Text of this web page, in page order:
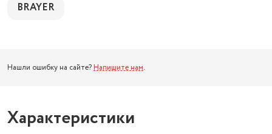
BRAYER
Нашли ошибку на сайте? Напишите нам.
Характеристики